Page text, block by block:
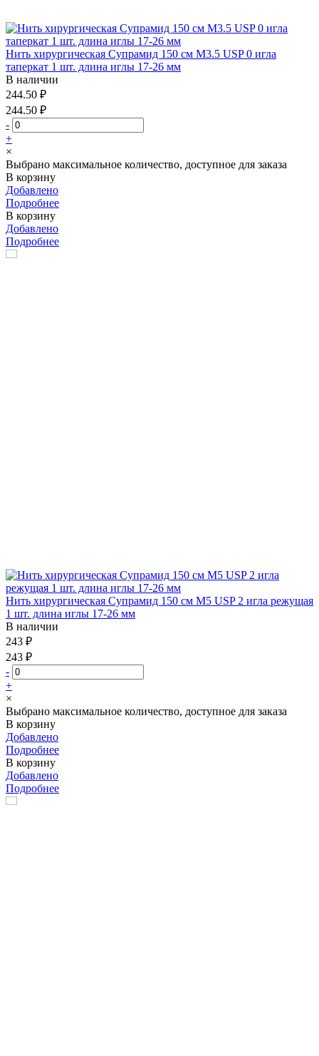
Нить хирургическая Супрамид 150 см М3.5 USP 0 игла
таперкат 1 шт. длина иглы 17-26 мм
В наличии
244.50 ₽
244.50 ₽
-
+
×
Выбрано максимальное количество, доступное для заказа
В корзину
Добавлено
Подробнее
В корзину
Добавлено
Подробнее
Нить хирургическая Супрамид 150 см М5 USP 2 игла режущая
1 шт. длина иглы 17-26 мм
В наличии
243 ₽
243 ₽
-
+
×
Выбрано максимальное количество, доступное для заказа
В корзину
Добавлено
Подробнее
В корзину
Добавлено
Подробнее